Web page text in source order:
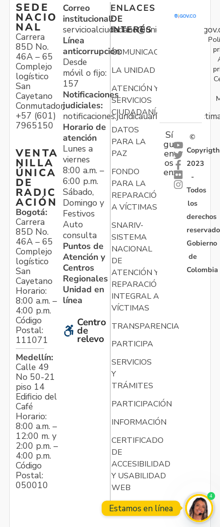
SEDE
NACIO
NAL
Carrera
85D No.
46A – 65
Complejo
logístico
San
Cayetano
Conmutador:
+57 (601)
7965150
VENTA
NILLA
ÚNICA
DE
RADIC
ACIÓN
Bogotá:
Carrera
85D No.
46A – 65
Complejo
logístico
San
Cayetano
Horario:
8:00 a.m. –
4:00 p.m.
Código
Postal:
111071
Medellín:
Calle 49
No 50-21
piso 14
Edificio del
Café
Horario:
8:00 a.m. –
12:00 m. y
2:00 p.m. –
4:00 p.m.
Código
Postal:
050010
Correo
institucional:
Línea
anticorrupción:
Desde
móvil o fijo:
157
Notificaciones
judiciales:
Horario de
atención
Lunes a
viernes
8:00 a.m. –
6:00 p.m.
Sábado,
Domingo y
Festivos
Auto
consulta
Puntos de
Atención y
Centros
Regionales
Unidad en
línea
Centro
de
relevo
ENLACES
DE
INTERÉS
COMUNICACIONES
LA UNIDAD
ATENCIÓN Y
SERVICIOS
CIUDADANÍA
DATOS
PARA LA
PAZ
FONDO
PARA LA
REPARACIÓN
A VÍCTIMAS
SNARIV-
SISTEMA
NACIONAL
DE
ATENCIÓN Y
REPARACIÓN
INTEGRAL A
VÍCTIMAS
TRANSPARENCIA
PARTICIPA
SERVICIOS
Y
TRÁMITES
PARTICIPACIÓN
INFORMACIÓN
CERTIFICADO
DE
ACCESIBILIDAD
Y USABILIDAD
WEB
Sí
gu
en
os
en:
©
Copyrigth
2023
-
Todos
los
derechos
Gobierno
de
Colombia
Estamos en línea
4